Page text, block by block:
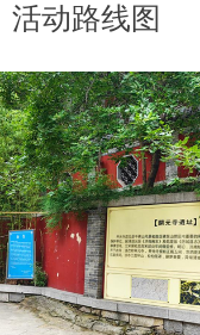
活动路线图